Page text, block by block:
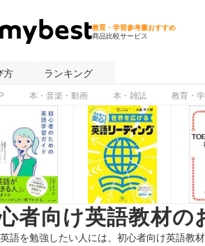
教育・学習参考書おすすめ
商品比較サービス
方 ランキング
本・音楽・動画 本・雑誌 教育・
者向け英語教材
語を勉強したい人には、初心者向け英語教